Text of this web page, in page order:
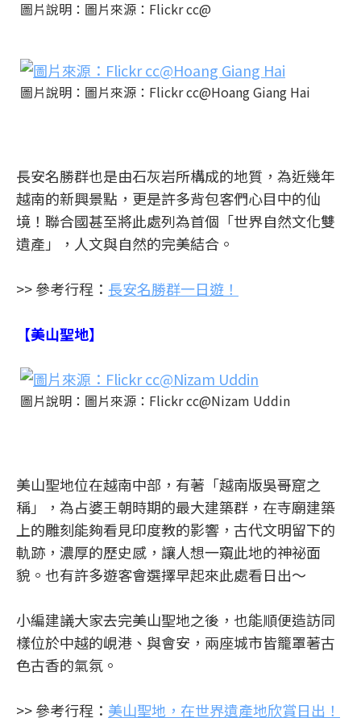
圖片說明：圖片來源：Flickr cc@
圖片說明：圖片來源：Flickr cc@Hoang Giang Hai
長安名勝群也是由石灰岩所構成的地質，為近幾年
越南的新興景點，更是許多背包客們心目中的仙
境！聯合國甚至將此處列為首個「世界自然文化雙
遺產」，人文與自然的完美結合。
>> 參考行程： 長安名勝群一日遊！
【美山聖地】
圖片說明：圖片來源：Flickr cc@Nizam Uddin
美山聖地位在越南中部，有著「越南版吳哥窟之
稱」，為占婆王朝時期的最大建築群，在寺廟建築
上的雕刻能夠看見印度教的影響，古代文明留下的
軌跡，濃厚的歷史感，讓人想一窺此地的神祕面
貌。也有許多遊客會選擇早起來此處看日出～
小編建議大家去完美山聖地之後，也能順便造訪同
樣位於中越的峴港、與會安，兩座城市皆籠罩著古
色古香的氣氛。
>> 參考行程： 美山聖地，在世界遺產地欣賞日出！